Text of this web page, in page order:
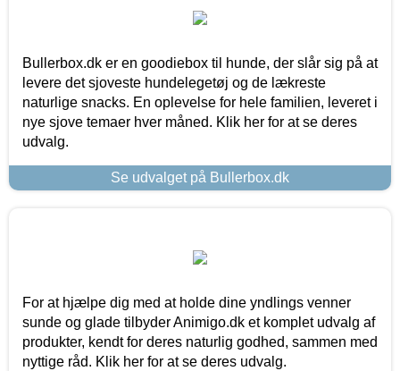
Bullerbox.dk er en goodiebox til hunde, der slår sig på at
levere det sjoveste hundelegetøj og de lækreste
naturlige snacks. En oplevelse for hele familien, leveret i
nye sjove temaer hver måned. Klik her for at se deres
udvalg.
Se udvalget på Bullerbox.dk
For at hjælpe dig med at holde dine yndlings venner
sunde og glade tilbyder Animigo.dk et komplet udvalg af
produkter, kendt for deres naturlig godhed, sammen med
nyttige råd. Klik her for at se deres udvalg.